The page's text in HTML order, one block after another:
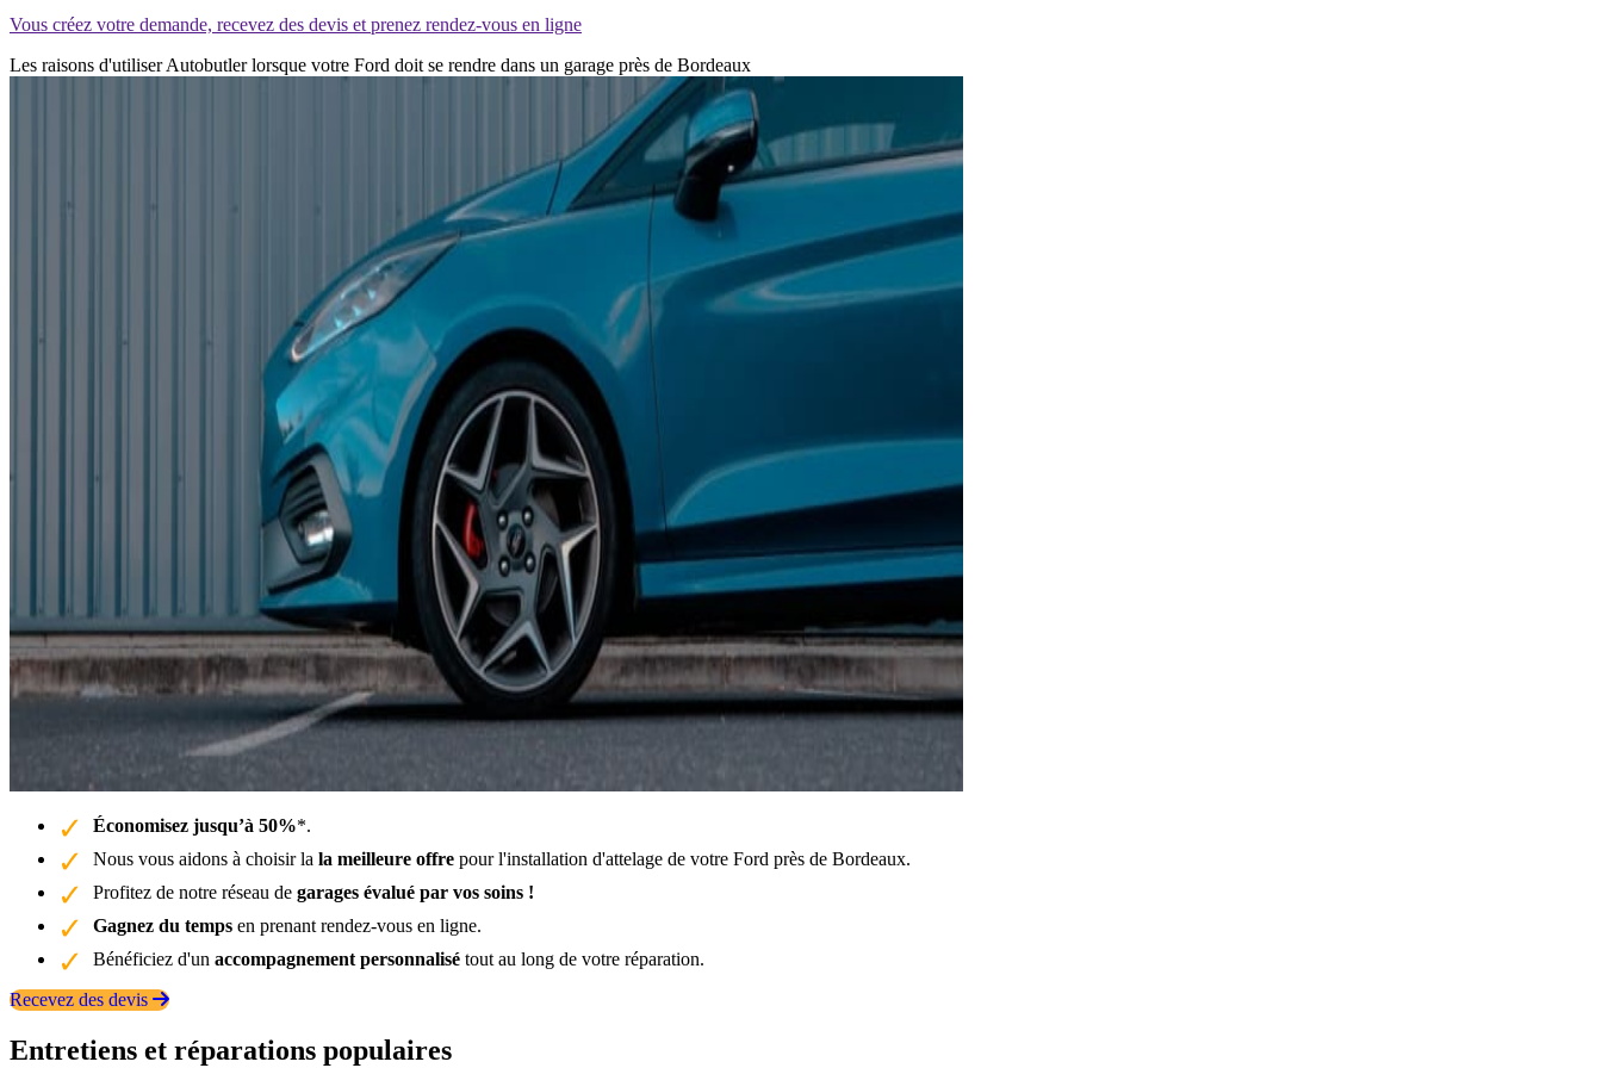
Vous créez votre demande, recevez des devis et prenez rendez-vous en ligne
Les raisons d'utiliser Autobutler lorsque votre Ford doit se rendre dans un garage près de Bordeaux
Économisez jusqu’à 50%*.
Nous vous aidons à choisir la la meilleure offre pour l'installation d'attelage de votre Ford près de Bordeaux.
Profitez de notre réseau de garages évalué par vos soins !
Gagnez du temps en prenant rendez-vous en ligne.
Bénéficiez d'un accompagnement personnalisé tout au long de votre réparation.
Recevez des devis
Entretiens et réparations populaires